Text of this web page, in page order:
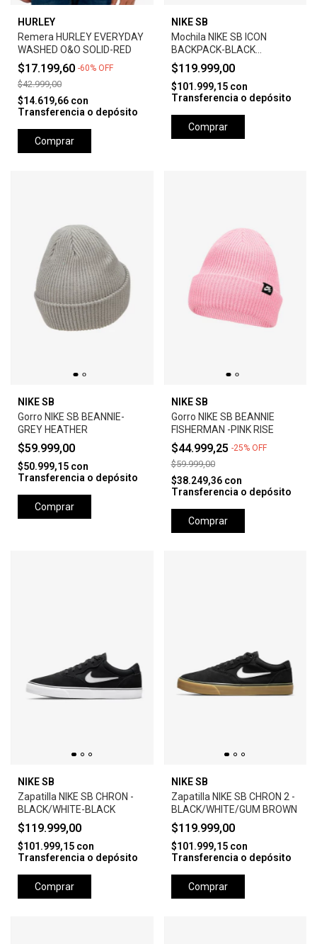
HURLEY
Remera HURLEY EVERYDAY
WASHED O&O SOLID-RED
$17.199,60 -60% OFF
$42.999,00
$14.619,66 con
Transferencia o depósito
Comprar
NIKE SB
Mochila NIKE SB ICON
BACKPACK-BLACK
ANTHRACITE
$119.999,00
$101.999,15 con
Transferencia o depósito
Comprar
NIKE SB
Gorro NIKE SB BEANNIE-
GREY HEATHER
$59.999,00
$50.999,15 con
Transferencia o depósito
Comprar
NIKE SB
Gorro NIKE SB BEANNIE
FISHERMAN -PINK RISE
$44.999,25 -25% OFF
$59.999,00
$38.249,36 con
Transferencia o depósito
Comprar
NIKE SB
Zapatilla NIKE SB CHRON -
BLACK/WHITE-BLACK
$119.999,00
$101.999,15 con
Transferencia o depósito
Comprar
NIKE SB
Zapatilla NIKE SB CHRON 2 -
BLACK/WHITE/GUM BROWN
$119.999,00
$101.999,15 con
Transferencia o depósito
Comprar